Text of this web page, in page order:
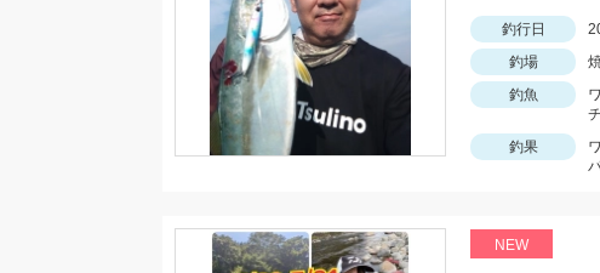
釣行日
釣場
釣魚
釣果
NEW